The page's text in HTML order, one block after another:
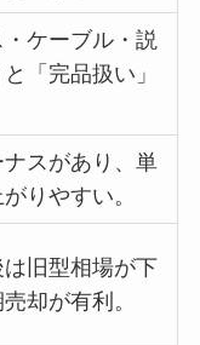
ケーブル・説
「完品扱い」
スがあり、単
りやすい。
旧型相場が下
却が有利。